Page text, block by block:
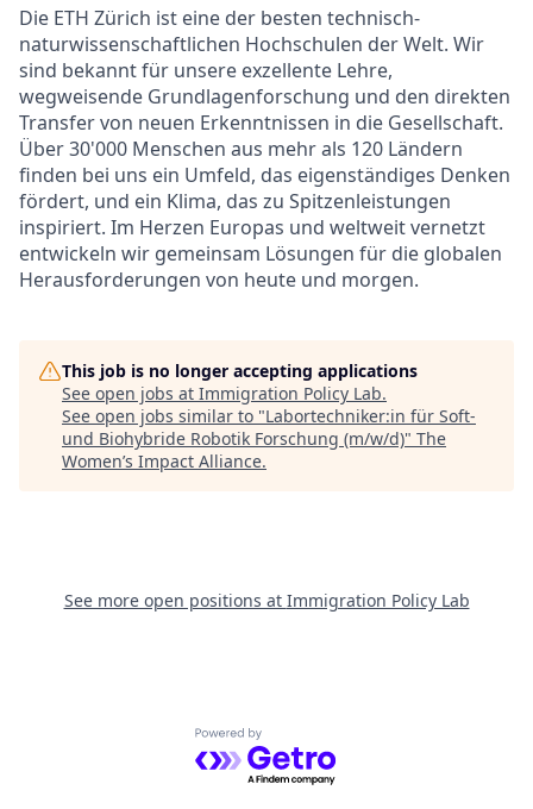
Die ETH Zürich ist eine der besten technisch-
naturwissenschaftlichen Hochschulen der Welt. Wir
sind bekannt für unsere exzellente Lehre,
wegweisende Grundlagenforschung und den direkten
Transfer von neuen Erkenntnissen in die Gesellschaft.
Über 30'000 Menschen aus mehr als 120 Ländern
finden bei uns ein Umfeld, das eigenständiges Denken
fördert, und ein Klima, das zu Spitzenleistungen
inspiriert. Im Herzen Europas und weltweit vernetzt
entwickeln wir gemeinsam Lösungen für die globalen
Herausforderungen von heute und morgen.
This job is no longer accepting applications
See open jobs at Immigration Policy Lab.
See open jobs similar to "Labortechniker:in für Soft-
und Biohybride Robotik Forschung (m/w/d)" The
Women’s Impact Alliance.
See more open positions at Immigration Policy Lab
Powered by Getro.com